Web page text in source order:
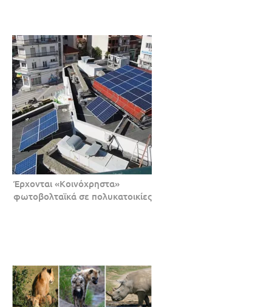
Έρχονται «Κοινόχρηστα»
φωτοβολταϊκά σε πολυκατοικίες